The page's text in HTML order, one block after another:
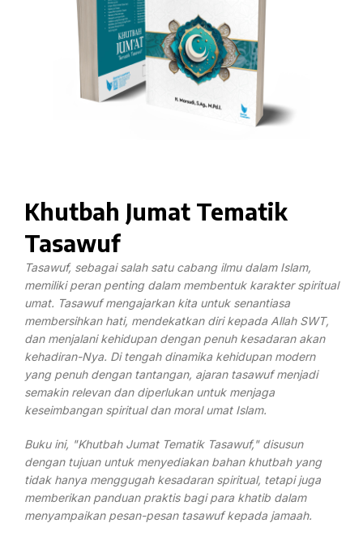
Khutbah Jumat Tematik
Tasawuf
Tasawuf, sebagai salah satu cabang ilmu dalam Islam,
memiliki peran penting dalam membentuk karakter spiritual
umat. Tasawuf mengajarkan kita untuk senantiasa
membersihkan hati, mendekatkan diri kepada Allah SWT,
dan menjalani kehidupan dengan penuh kesadaran akan
kehadiran-Nya. Di tengah dinamika kehidupan modern
yang penuh dengan tantangan, ajaran tasawuf menjadi
semakin relevan dan diperlukan untuk menjaga
keseimbangan spiritual dan moral umat Islam.
Buku ini, "Khutbah Jumat Tematik Tasawuf," disusun
dengan tujuan untuk menyediakan bahan khutbah yang
tidak hanya menggugah kesadaran spiritual, tetapi juga
memberikan panduan praktis bagi para khatib dalam
menyampaikan pesan-pesan tasawuf kepada jamaah.